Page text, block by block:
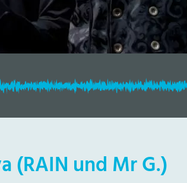
(RAIN und Mr G.)